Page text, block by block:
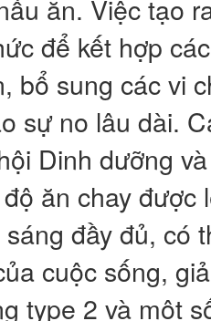
ăn. Việc tạo
để kết hợp
bổ sung các vi
sự no lâu dài.
Dinh dưỡng
ăn chay được
đầy đủ, có
cuộc sống,
type 2 và một